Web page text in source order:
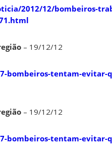
2012/12/bombeiros-
– 19/12/12
tentam-evitar-
– 19/12/12
tentam-evitar-